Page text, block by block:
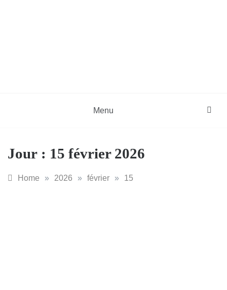
Menu
Jour : 15 février 2026
Home » 2026 » février » 15